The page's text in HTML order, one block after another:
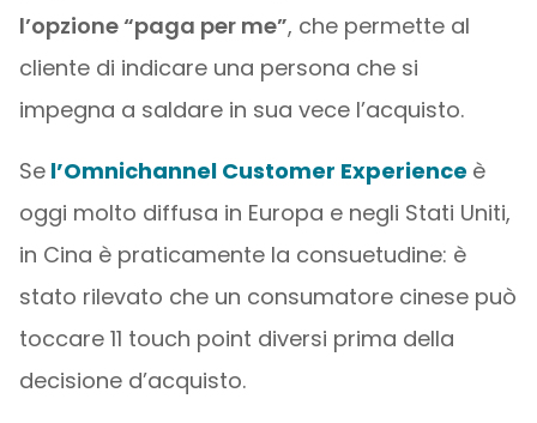
l’opzione “paga per me”, che permette al
cliente di indicare una persona che si
impegna a saldare in sua vece l’acquisto.
Se l’Omnichannel Customer Experience è
oggi molto diffusa in Europa e negli Stati Uniti,
in Cina è praticamente la consuetudine: è
stato rilevato che un consumatore cinese può
toccare 11 touch point diversi prima della
decisione d’acquisto.